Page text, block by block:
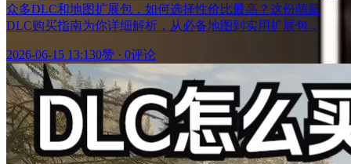
众多DLC和地图扩展包，如何选择性价比最高？这份萌新
DLC购买指南为你详细解析，从必备地图到实用扩展包…
2026-06-15 13:130赞 · 0评论